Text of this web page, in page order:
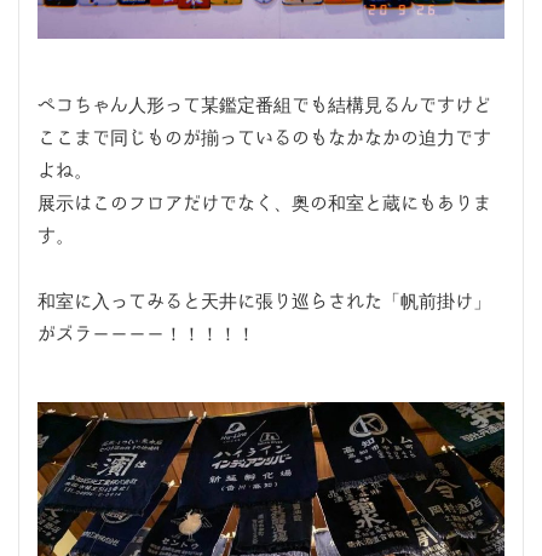
ペコちゃん人形って某鑑定番組でも結構見るんですけど
ここまで同じものが揃っているのもなかなかの迫力です
よね。
展示はこのフロアだけでなく、奥の和室と蔵にもありま
す。
和室に入ってみると天井に張り巡らされた「帆前掛け」
がズラーーーー！！！！！